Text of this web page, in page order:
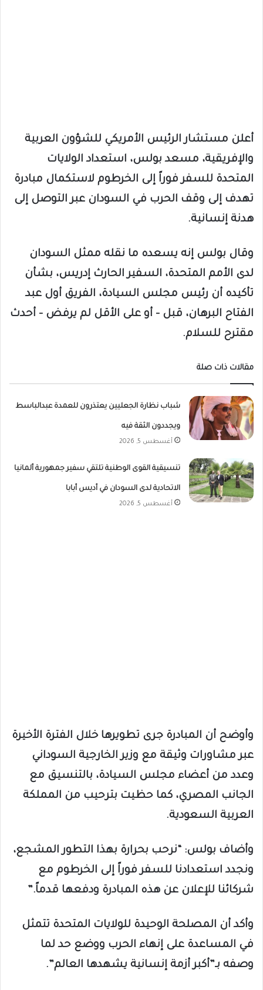
أعلن مستشار الرئيس الأمريكي للشؤون العربية
والإفريقية، مسعد بولس، استعداد الولايات
المتحدة للسفر فوراً إلى الخرطوم لاستكمال مبادرة
تهدف إلى وقف الحرب في السودان عبر التوصل إلى
هدنة إنسانية.
وقال بولس إنه يسعده ما نقله ممثل السودان
لدى الأمم المتحدة، السفير الحارث إدريس، بشأن
تأكيده أن رئيس مجلس السيادة، الفريق أول عبد
الفتاح البرهان، قبل – أو على الأقل لم يرفض – أحدث
مقترح للسلام.
مقالات ذات صلة
شباب نظارة الجعليين يعتذرون للعمدة عبدالباسط
ويجددون الثقة فيه
أغسطس 5, 2026
تنسيقية القوى الوطنية تلتقي سفير جمهورية ألمانيا
الاتحادية لدى السودان في أديس أبابا
أغسطس 5, 2026
وأوضح أن المبادرة جرى تطويرها خلال الفترة الأخيرة
عبر مشاورات وثيقة مع وزير الخارجية السوداني
وعدد من أعضاء مجلس السيادة، بالتنسيق مع
الجانب المصري، كما حظيت بترحيب من المملكة
العربية السعودية.
وأضاف بولس: “نرحب بحرارة بهذا التطور المشجع،
ونجدد استعدادنا للسفر فوراً إلى الخرطوم مع
شركائنا للإعلان عن هذه المبادرة ودفعها قدماً.”
وأكد أن المصلحة الوحيدة للولايات المتحدة تتمثل
في المساعدة على إنهاء الحرب ووضع حد لما
وصفه بـ”أكبر أزمة إنسانية يشهدها العالم”.